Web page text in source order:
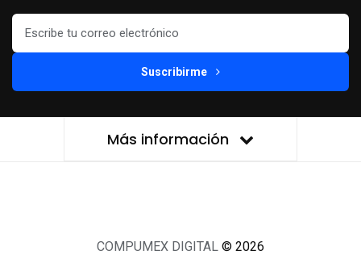
Suscribirme
Más información
COMPUMEX DIGITAL © 2026